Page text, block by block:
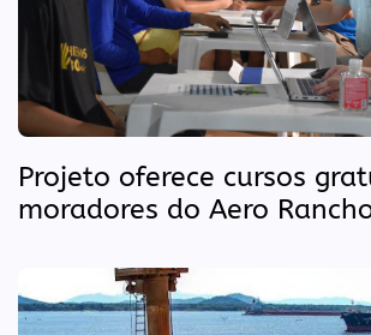
Projeto oferece cursos
moradores do Aero